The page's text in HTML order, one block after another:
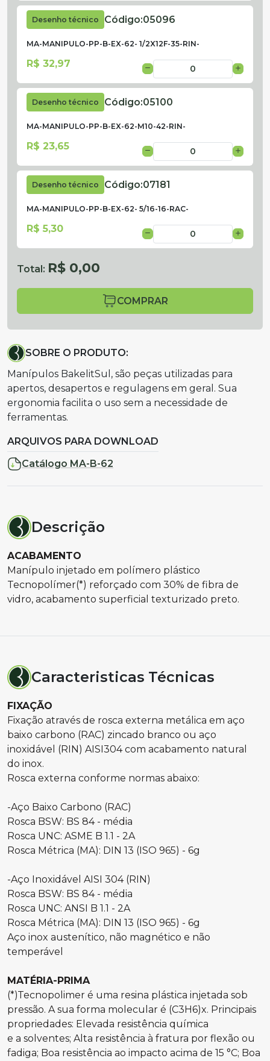
Desenho técnico Código:05096
MA-MANIPULO-PP-B-EX-62- 1/2X12F-35-RIN-
R$ 32,97
Desenho técnico Código:05100
MA-MANIPULO-PP-B-EX-62-M10-42-RIN-
R$ 23,65
Desenho técnico Código:07181
MA-MANIPULO-PP-B-EX-62- 5/16-16-RAC-
R$ 5,30
Total: R$ 0,00
COMPRAR
SOBRE O PRODUTO:
Manípulos BakelitSul, são peças utilizadas para
apertos, desapertos e regulagens em geral. Sua
ergonomia facilita o uso sem a necessidade de
ferramentas.
ARQUIVOS PARA DOWNLOAD
Catálogo MA-B-62
Descrição
ACABAMENTO
Manípulo injetado em polímero plástico
Tecnopolímer(*) reforçado com 30% de fibra de
vidro, acabamento superficial texturizado preto.
Caracteristicas Técnicas
FIXAÇÃO
Fixação através de rosca externa metálica em aço
baixo carbono (RAC) zincado branco ou aço
inoxidável (RIN) AISI304 com acabamento natural
do inox.
Rosca externa conforme normas abaixo:
-Aço Baixo Carbono (RAC)
Rosca BSW: BS 84 - média
Rosca UNC: ASME B 1.1 - 2A
Rosca Métrica (MA): DIN 13 (ISO 965) - 6g
-Aço Inoxidável AISI 304 (RIN)
Rosca BSW: BS 84 - média
Rosca UNC: ANSI B 1.1 - 2A
Rosca Métrica (MA): DIN 13 (ISO 965) - 6g
Aço inox austenítico, não magnético e não
temperável
MATÉRIA-PRIMA
(*)Tecnopolimer é uma resina plástica injetada sob
pressão. A sua forma molecular é (C3H6)x. Principais
propriedades: Elevada resistência química
e a solventes; Alta resistência à fratura por flexão ou
fadiga; Boa resistência ao impacto acima de 15 °C; Boa